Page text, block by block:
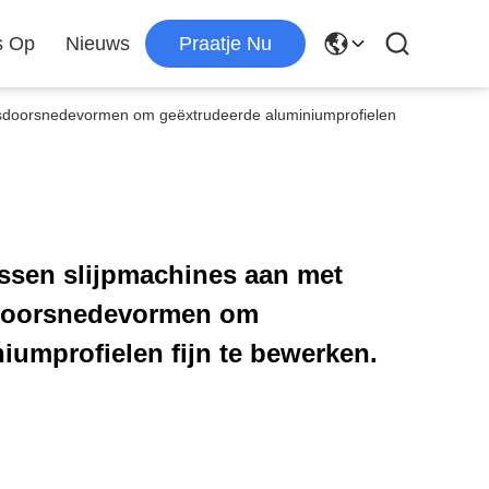
Op Nieuws Praatje Nu
om geëxtrudeerde aluminiumprofielen
slijpmachines aan met
om
fijn te bewerken.